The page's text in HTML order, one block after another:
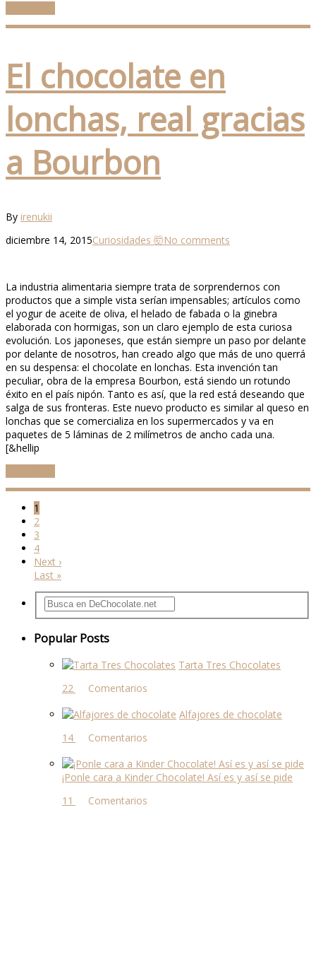
El chocolate en
lonchas, real gracias
a Bourbon
By irenukii
diciembre 14, 2015Curiosidades 🤯No comments
La industria alimentaria siempre trata de sorprendernos con
productos que a simple vista serían impensables; artículos como
el yogur de aceite de oliva, el helado de fabada o la ginebra
elaborada con hormigas, son un claro ejemplo de esta curiosa
evolución. Los japoneses, que están siempre un paso por delante
por delante de nosotros, han creado algo que más de uno querrá
en su despensa: el chocolate en lonchas. Esta invención tan
peculiar, obra de la empresa Bourbon, está siendo un rotundo
éxito en el país nipón. Tanto es así, que la red está deseando que
salga de sus fronteras. Este nuevo producto es similar al queso en
lonchas que se comercializa en los supermercados y va en
paquetes de 5 láminas de 2 milímetros de ancho cada una.
[&hellip
1
2
3
4
Next ›
Last »
Popular Posts
Tarta Tres Chocolates
22 comentarios
Alfajores de chocolate
14 comentarios
¡Ponle cara a Kinder Chocolate! Así es y así se pide
11 comentarios